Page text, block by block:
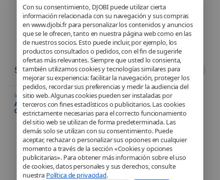
Con su consentimiento, DJOBI puede utilizar cierta
información relacionada con su navegación y sus compras
en www.djobi.fr para personalizar los contenidos y anuncios
que se le ofrecen, tanto en nuestra página web como en las
de nuestros socios. Esto puede incluir, por ejemplo, los
productos consultados o pedidos, con el fin de sugerirle
ofertas más relevantes. Siempre que usted lo consienta,
también utilizamos cookies y tecnologías similares para
mejorar su experiencia: facilitar la navegación, proteger los
pedidos, recordar sus preferencias y medir la audiencia del
sitio web. Algunas cookies pueden ser instaladas por
terceros con fines estadísticos o publicitarios. Las cookies
estrictamente necesarias para el correcto funcionamiento
del sitio web se utilizan de forma predeterminada. Las
demás solo se utilizan con su consentimiento. Puede
aceptar, rechazar o personalizar sus opciones en cualquier
momento a través de la sección «Cookies y opciones
publicitarias». Para obtener más información sobre el uso
de cookies, datos personales y sus derechos, consulte
nuestra Política de privacidad.
584,49€ 849,90€
Informática,Ordenador portátil,
Portátiles
ASUS ExpertBook P1 – Intel
Core i5-13500H – 8 GB de RAM
– SSD de 256 GB – 39,6 cm
(15,6″) – Windows 11 Pro